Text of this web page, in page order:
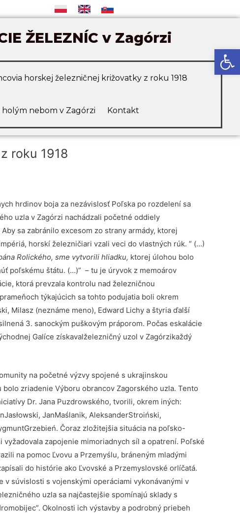
ŽELEZNÍC v Zagórzi
horskej železničnej križovatky z roku 1918
nebom v Zagórzi Kontakt
roku 1918
hrdinov boja za nezávislosť Poľska po rozdelení sa
uzla v Zagórzi nachádzali početné oddiely
sa zabránilo excesom zo strany armády, ktorej
horskí železničiari vzali veci do vlastných rúk. ” (…)
Rolického, sme vytvorili hliadku, ktorej úlohou bolo
poľskému štátu. (…)” – tu je úryvok z memoárov
ktorá prevzala kontrolu nad železničnou
týkajúcich sa tohto podujatia boli okrem
Milasz (neznáme meno), Edward Lichy a štyria ďalší
3. sanockým puškovým práporom. Počas eskalácie
Galíce získavalželezničný uzol v Zagórzikaždý
na početné výzvy spojené s ukrajinskou
zriadenie Výboru obrancov Zagorského uzla. Tento
Dr. Jana Puzdrowského, tvorili, okrem iných:
JanMaślanik, AleksanderStroiński,
Čoraz zložitejšia situácia na poľsko-
vyžadovala zapojenie mimoriadnych síl a opatrení. Poľské
na pomoc Ľvovu a Przemyślu, bráneným mladými
do histórie ako Ľvovské a Przemyslovské orlíčatá.
v súvislosti s vojenskými operáciami vykonávanými v
uzla sa najčastejšie spomínajú sklady s
Okolnosti ich výstavby a podrobný priebeh